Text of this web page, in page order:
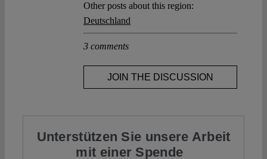
Other posts about this region:
Deutschland
3 comments
JOIN THE DISCUSSION
Unterstützen Sie unsere Arbeit
mit einer Spende